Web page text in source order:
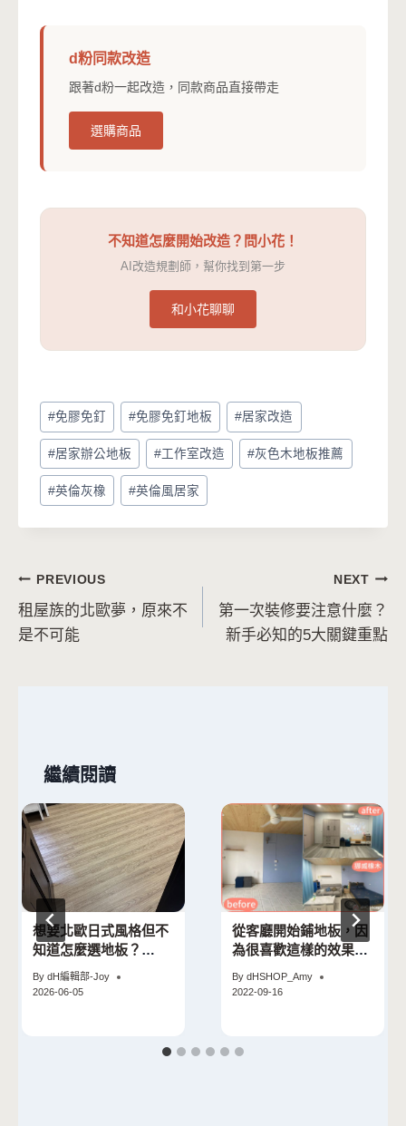
d粉同款改造
跟著d粉一起改造，同款商品直接帶走
選購商品
不知道怎麼開始改造？問小花！
AI改造規劃師，幫你找到第一步
和小花聊聊
Post
Tags:
#免膠免釘 #免膠免釘地板 #居家改造
#居家辦公地板 #工作室改造 #灰色木地板推薦
#英倫灰橡 #英倫風居家
文
章
PREVIOUS
租屋族的北歐夢，原來不
是不可能
NEXT
第一次裝修要注意什麼？
新手必知的5大關鍵重點
繼續閱讀
想要北歐日式風格但不
知道怎麼選地板？
Japandi風格宜諾斯暖
木完美詮釋極簡生活美
By dH編輯部-Joy
2026-06-05
從客廳開始鋪地板，因
為很喜歡這樣的效果，
By dHSHOP_Amy
2022-09-16